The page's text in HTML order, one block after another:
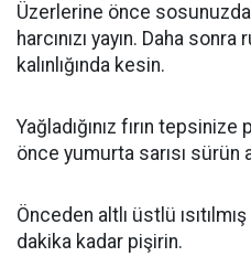
Üzerlerine önce
harcınızı yayın. Daha
kalınlığında kesin.
Yağladığınız fırın
önce yumurta sarısı sürün
Önceden altlı üstlü
dakika kadar pişirin.